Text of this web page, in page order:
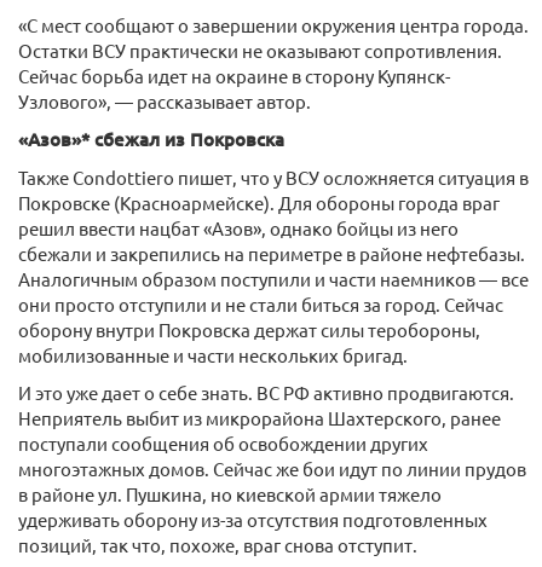
«С мест сообщают о завершении окружения центра города.
Остатки ВСУ практически не оказывают сопротивления.
Сейчас борьба идет на окраине в сторону Купянск-
Узлового», — рассказывает автор.
«Азов»* сбежал из Покровска
Также Condottiero пишет, что у ВСУ осложняется ситуация в
Покровске (Красноармейске). Для обороны города враг
решил ввести нацбат «Азов», однако бойцы из него
сбежали и закрепились на периметре в районе нефтебазы.
Аналогичным образом поступили и части наемников — все
они просто отступили и не стали биться за город. Сейчас
оборону внутри Покровска держат силы теробороны,
мобилизованные и части нескольких бригад.
И это уже дает о себе знать. ВС РФ активно продвигаются.
Неприятель выбит из микрорайона Шахтерского, ранее
поступали сообщения об освобождении других
многоэтажных домов. Сейчас же бои идут по линии прудов
в районе ул. Пушкина, но киевской армии тяжело
удерживать оборону из-за отсутствия подготовленных
позиций, так что, похоже, враг снова отступит.